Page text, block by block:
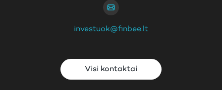
investuok@finbee.lt
Visi kontaktai